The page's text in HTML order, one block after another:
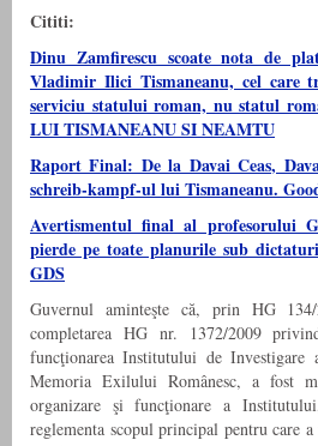
Cititi:
Dinu Zamfirescu scoate nota de
Vladimir Ilici Tismaneanu, cel care
serviciu statului roman, nu statul
LUI TISMANEANU SI NEAMTU
Raport Final: De la Davai Ceas,
schreib-kampf-ul lui Tismaneanu.
Avertismentul final al profesorului
pierde pe toate planurile sub
GDS
Guvernul aminteşte că, prin HG
completarea HG nr. 1372/2009
funcţionarea Institutului de
Memoria Exilului Românesc, a fost
organizare şi funcţionare a
reglementa scopul principal pentru care